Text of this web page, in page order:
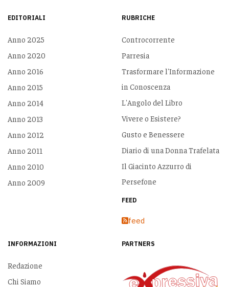
EDITORIALI
Anno 2025
Anno 2020
Anno 2016
Anno 2015
Anno 2014
Anno 2013
Anno 2012
Anno 2011
Anno 2010
Anno 2009
RUBRICHE
Controcorrente
Parresia
Trasformare l'Informazione
in Conoscenza
L'Angolo del Libro
Vivere o Esistere?
Gusto e Benessere
Diario di una Donna Trafelata
Il Giacinto Azzurro di
Persefone
FEED
feed
INFORMAZIONI
Redazione
Chi Siamo
PARTNERS